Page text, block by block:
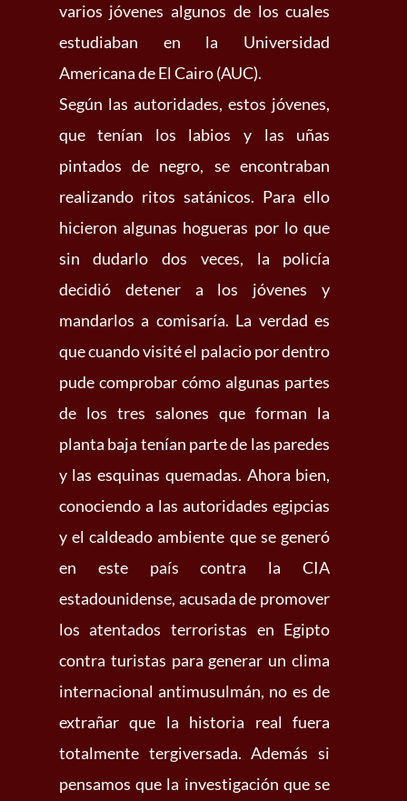
varios jóvenes algunos de los cuales
estudiaban en la Universidad
Americana de El Cairo (AUC).
Según las autoridades, estos jóvenes,
que tenían los labios y las uñas
pintados de negro, se encontraban
realizando ritos satánicos. Para ello
hicieron algunas hogueras por lo que
sin dudarlo dos veces, la policía
decidió detener a los jóvenes y
mandarlos a comisaría. La verdad es
que cuando visité el palacio por dentro
pude comprobar cómo algunas partes
de los tres salones que forman la
planta baja tenían parte de las paredes
y las esquinas quemadas. Ahora bien,
conociendo a las autoridades egipcias
y el caldeado ambiente que se generó
en este país contra la CIA
estadounidense, acusada de promover
los atentados terroristas en Egipto
contra turistas para generar un clima
internacional antimusulmán, no es de
extrañar que la historia real fuera
totalmente tergiversada. Además si
pensamos que la investigación que se